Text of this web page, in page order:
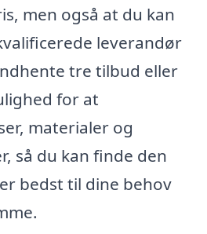
men også at du kan
leverandør
tre tilbud eller
for at
materialer og
så du kan finde den
bedst til dine behov